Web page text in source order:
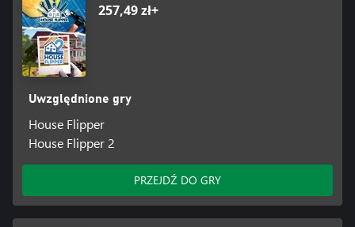
257,49 zł+
Uwzględnione gry
House Flipper
House Flipper 2
PRZEJDŹ DO GRY